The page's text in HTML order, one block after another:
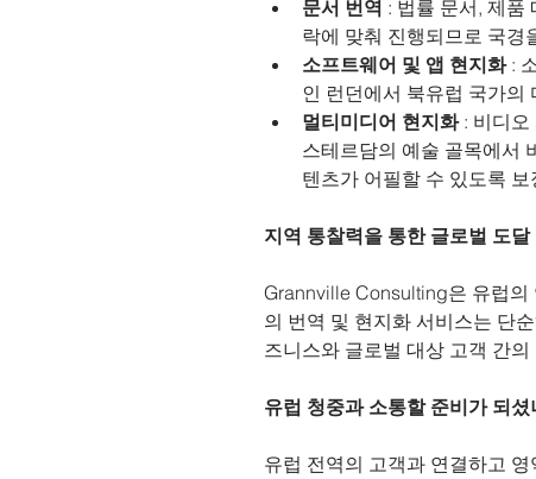
문서 번역 : 법률 문서, 제품
락에 맞춰 진행되므로 국경
소프트웨어 및 앱 현지화 :
인 런던에서 북유럽 국가의
멀티미디어 현지화 : 비디오
스테르담의 예술 골목에서
텐츠가 어필할 수 있도록 보
지역 통찰력을 통한 글로벌 도달
Grannville Consulting은 유럽의
의 번역 및 현지화 서비스는 단
즈니스와 글로벌 대상 고객 간
유럽 청중과 소통할 준비가 되셨
유럽 전역의 고객과 연결하고